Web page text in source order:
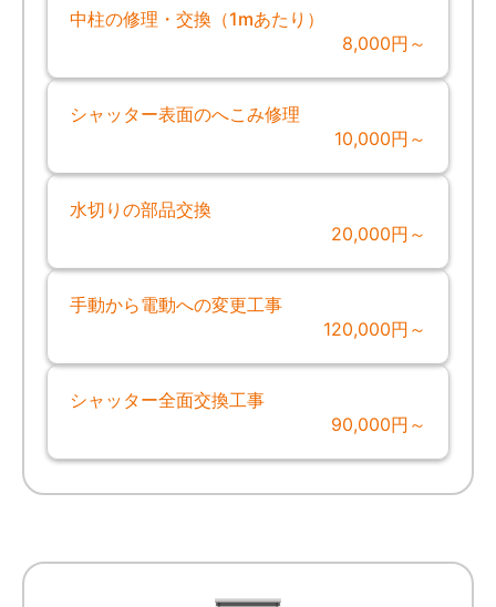
中柱の修理・交換（1mあたり）
8,000円～
シャッター表面のへこみ修理
10,000円～
水切りの部品交換
20,000円～
手動から電動への変更工事
120,000円～
シャッター全面交換工事
90,000円～